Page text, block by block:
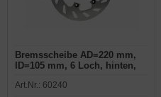
Bremsscheibe AD=220 mm,
ID=105 mm, 6 Loch, hinten,
Art.Nr.: 60240